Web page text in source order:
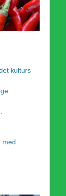
kulturs
med